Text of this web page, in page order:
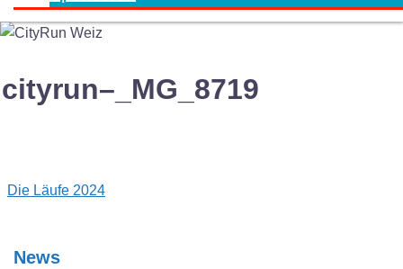
cityrun–_MG_8719
Post
Die Läufe 2024
News